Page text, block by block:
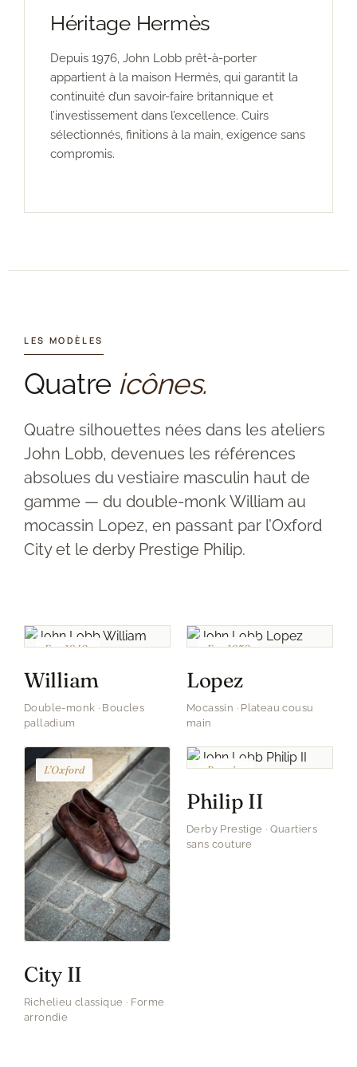
Héritage Hermès
Depuis 1976, John Lobb prêt-à-porter
appartient à la maison Hermès, qui garantit la
continuité d’un savoir-faire britannique et
l’investissement dans l’excellence. Cuirs
sélectionnés, finitions à la main, exigence sans
compromis.
LES MODÈLES
Quatre icônes.
Quatre silhouettes nées dans les ateliers
John Lobb, devenues les références
absolues du vestiaire masculin haut de
gamme — du double-monk William au
mocassin Lopez, en passant par l’Oxford
City et le derby Prestige Philip.
Est. 1940s
William
Double-monk · Boucles
palladium
Est. 1950
Lopez
Mocassin · Plateau cousu
main
L’Oxford
City II
Richelieu classique · Forme
arrondie
Prestige
Philip II
Derby Prestige · Quartiers
sans couture